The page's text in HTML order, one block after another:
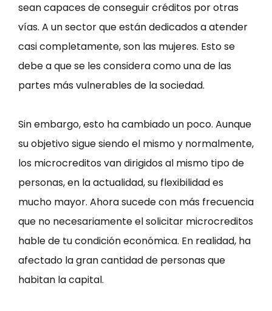
sean capaces de conseguir créditos por otras
vías. A un sector que están dedicados a atender
casi completamente, son las mujeres. Esto se
debe a que se les considera como una de las
partes más vulnerables de la sociedad.
Sin embargo, esto ha cambiado un poco. Aunque
su objetivo sigue siendo el mismo y normalmente,
los microcreditos van dirigidos al mismo tipo de
personas, en la actualidad, su flexibilidad es
mucho mayor. Ahora sucede con más frecuencia
que no necesariamente el solicitar microcreditos
hable de tu condición económica. En realidad, ha
afectado la gran cantidad de personas que
habitan la capital.